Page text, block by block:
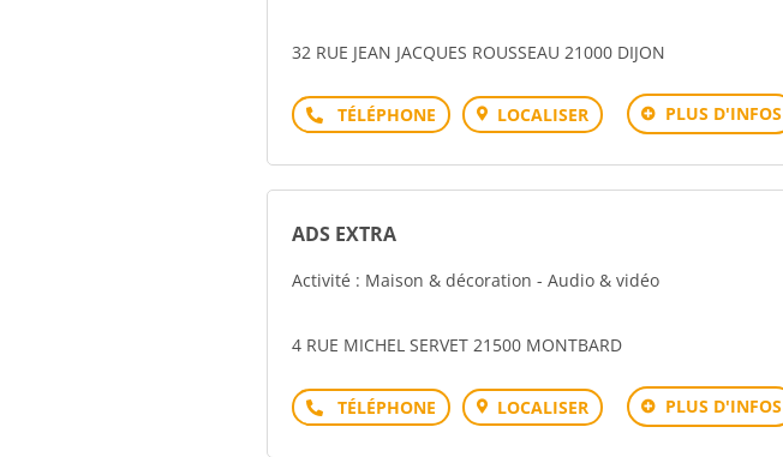
32 RUE JEAN JACQUES ROUSSEAU 21000 DIJON
Téléphone LOCALISER PLUS D'INFOS
ADS EXTRA
Activité : Maison & décoration - Audio & vidéo
4 RUE MICHEL SERVET 21500 MONTBARD
Téléphone LOCALISER PLUS D'INFOS